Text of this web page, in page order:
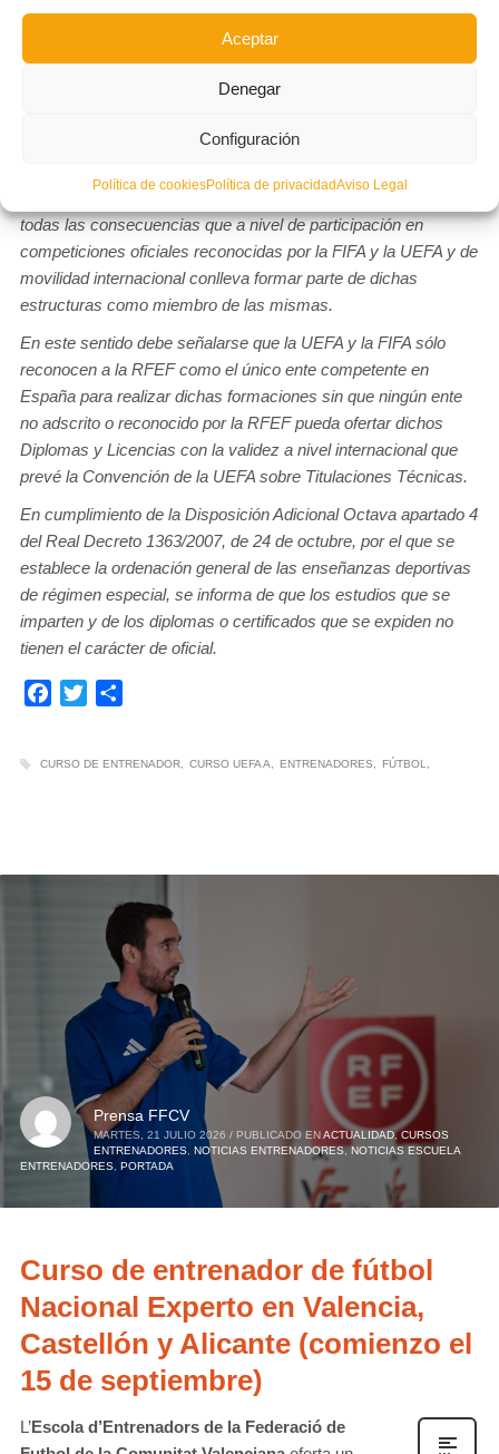
Aceptar
Denegar
Configuración
Política de cookiesPolítica de privacidadAviso Legal
En atención a lo previsto en la Disposición Adicional Octava del
que toda la formaicón descrita en los apartados anteriores tiene
de la Convención de la UEFA sobre Titulaciones Técnicas) con
todas las consecuencias que a nivel de participación en
competiciones oficiales reconocidas por la FIFA y la UEFA y de
movilidad internacional conlleva formar parte de dichas
estructuras como miembro de las mismas.
En este sentido debe señalarse que la UEFA y la FIFA sólo
reconocen a la RFEF como el único ente competente en
España para realizar dichas formaciones sin que ningún ente
no adscrito o reconocido por la RFEF pueda ofertar dichos
Diplomas y Licencias con la validez a nivel internacional que
prevé la Convención de la UEFA sobre Titulaciones Técnicas.
En cumplimiento de la Disposición Adicional Octava apartado 4
del Real Decreto 1363/2007, de 24 de octubre, por el que se
establece la ordenación general de las enseñanzas deportivas
de régimen especial, se informa de que los estudios que se
imparten y de los diplomas o certificados que se expiden no
tienen el carácter de oficial.
Facebook
Twitter
CURSO DE ENTRENADOR CURSO UEFA A ENTRENADORES FÚTBOL
Prensa FFCV
MARTES, 21 JULIO 2026 / PUBLICADO EN ACTUALIDAD,CURSOS
ENTRENADORES, NOTICIAS ENTRENADORES,NOTICIAS ESCUELA
ENTRENADORES, PORTADA
Curso de entrenador de fútbol
Nacional Experto en Valencia,
Castellón y Alicante (comienzo el
15 de septiembre)
L’Escola d’Entrenadors de la Federació de